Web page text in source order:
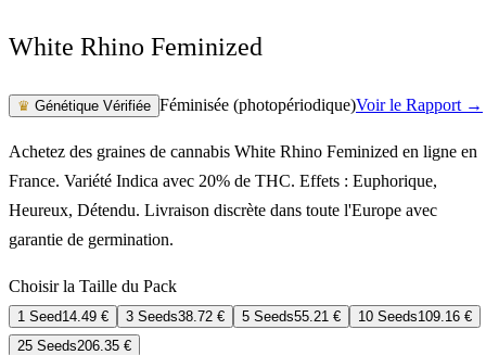
White Rhino Feminized
♛ Génétique Vérifiée Féminisée (photopériodique)Voir le Rapport →
Achetez des graines de cannabis White Rhino Feminized en ligne en
France. Variété Indica avec 20% de THC. Effets : Euphorique,
Heureux, Détendu. Livraison discrète dans toute l'Europe avec
garantie de germination.
Choisir la Taille du Pack
1 Seed14.49 € 3 Seeds38.72 € 5 Seeds55.21 € 10 Seeds109.16 €
25 Seeds206.35 €